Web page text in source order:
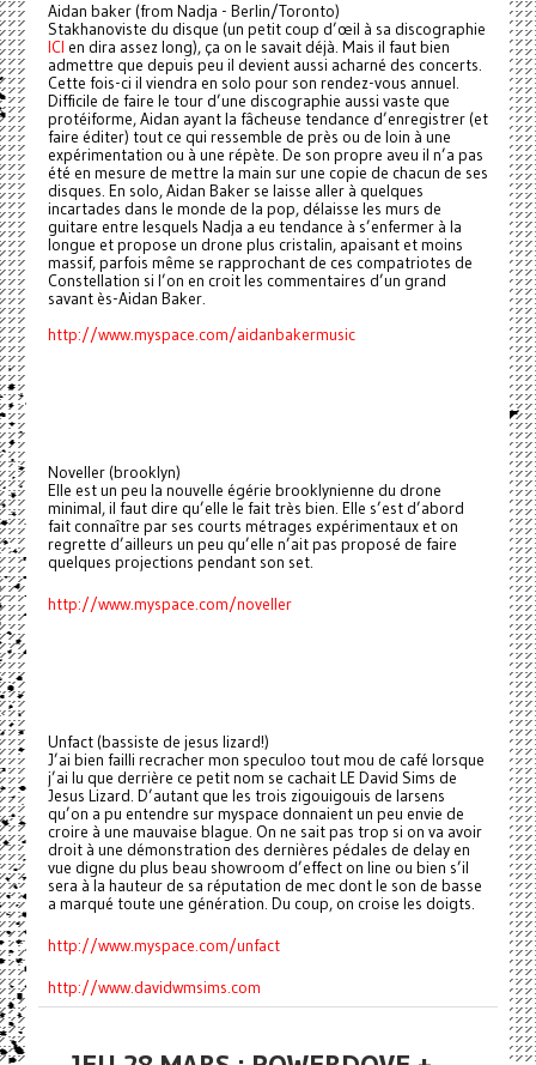
Aidan baker (from Nadja - Berlin/Toronto)
Stakhanoviste du disque (un petit coup d’œil à sa discographie
ICI en dira assez long), ça on le savait déjà. Mais il faut bien
admettre que depuis peu il devient aussi acharné des concerts.
Cette fois-ci il viendra en solo pour son rendez-vous annuel.
Difficile de faire le tour d’une discographie aussi vaste que
protéiforme, Aidan ayant la fâcheuse tendance d’enregistrer (et
faire éditer) tout ce qui ressemble de près ou de loin à une
expérimentation ou à une répète. De son propre aveu il n’a pas
été en mesure de mettre la main sur une copie de chacun de ses
disques. En solo, Aidan Baker se laisse aller à quelques
incartades dans le monde de la pop, délaisse les murs de
guitare entre lesquels Nadja a eu tendance à s’enfermer à la
longue et propose un drone plus cristalin, apaisant et moins
massif, parfois même se rapprochant de ces compatriotes de
Constellation si l’on en croit les commentaires d’un grand
savant ès-Aidan Baker.
http://www.myspace.com/aidanbakermusic
Noveller (brooklyn)
Elle est un peu la nouvelle égérie brooklynienne du drone
minimal, il faut dire qu’elle le fait très bien. Elle s’est d’abord
fait connaître par ses courts métrages expérimentaux et on
regrette d’ailleurs un peu qu’elle n’ait pas proposé de faire
quelques projections pendant son set.
http://www.myspace.com/noveller
Unfact (bassiste de jesus lizard!)
J’ai bien failli recracher mon speculoo tout mou de café lorsque
j’ai lu que derrière ce petit nom se cachait LE David Sims de
Jesus Lizard. D’autant que les trois zigouigouis de larsens
qu’on a pu entendre sur myspace donnaient un peu envie de
croire à une mauvaise blague. On ne sait pas trop si on va avoir
droit à une démonstration des dernières pédales de delay en
vue digne du plus beau showroom d’effect on line ou bien s’il
sera à la hauteur de sa réputation de mec dont le son de basse
a marqué toute une génération. Du coup, on croise les doigts.
http://www.myspace.com/unfact
http://www.davidwmsims.com